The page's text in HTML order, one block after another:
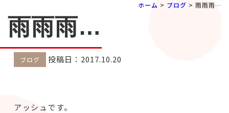
ホーム > ブログ > 雨雨雨…
雨雨雨…
ブログ 投稿日：2017.10.20
アッシュです。